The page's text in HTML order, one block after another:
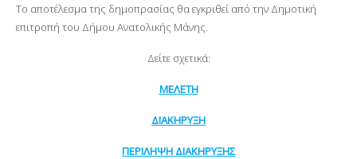
Το αποτέλεσμα της δημοπρασίας θα εγκριθεί από την Δημοτική
επιτροπή του Δήμου Ανατολικής Μάνης.
Δείτε σχετικά:
ΜΕΛΕΤΗ
ΔΙΑΚΗΡΥΞΗ
ΠΕΡΙΛΗΨΗ ΔΙΑΚΗΡΥΞΗΣ